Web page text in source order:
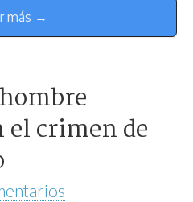
más →
crimen de